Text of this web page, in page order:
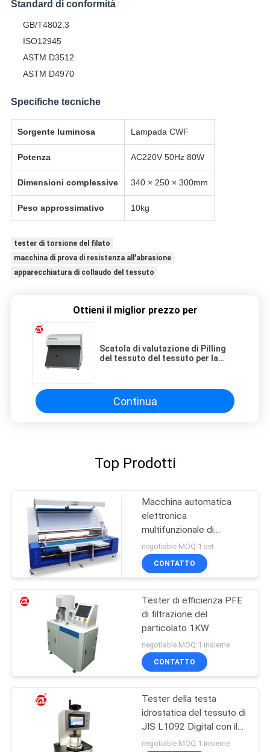
Standard di conformità
GB/T4802.3
ISO12945
ASTM D3512
ASTM D4970
Specifiche tecniche
Sorgente luminosa Lampada CWF
Potenza AC220V 50Hz 80W
Dimensioni complessive 340 × 250 × 300mm
Peso approssimativo 10kg
tester di torsione del filato
macchina di prova di resistenza all'abrasione
apparecchiatura di collaudo del tessuto
Ottieni il miglior prezzo per
Scatola di valutazione di Pilling
del tessuto del tessuto per la
Continua
Top Prodotti
Macchina automatica
elettronica
multifunzionale di
ispezione del tessuto del
bordo
negotiable MOQ:1 set
CONTATTO
Tester di efficienza PFE
di filtrazione del
particolato 1KW
negotiable MOQ:1 insieme
CONTATTO
Tester della testa
idrostatica del tessuto di
JIS L1092 Digital con il
touch screen LCD
negotiable MOQ:1 insieme